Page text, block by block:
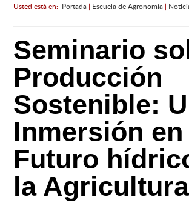
Usted está en: Portada| Escuela de Agronomía|
Seminario
Producción
Sostenible:
Inmersión en
Futuro
la Agricultura